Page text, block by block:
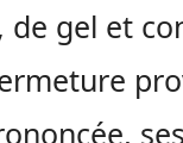
de gel et